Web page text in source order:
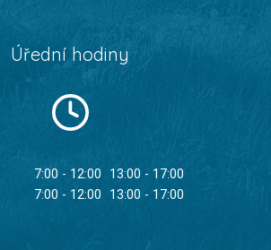
Úřední hodiny
7:00 - 12:00
13:00 - 17:00
7:00 - 12:00 13:00 - 17:00